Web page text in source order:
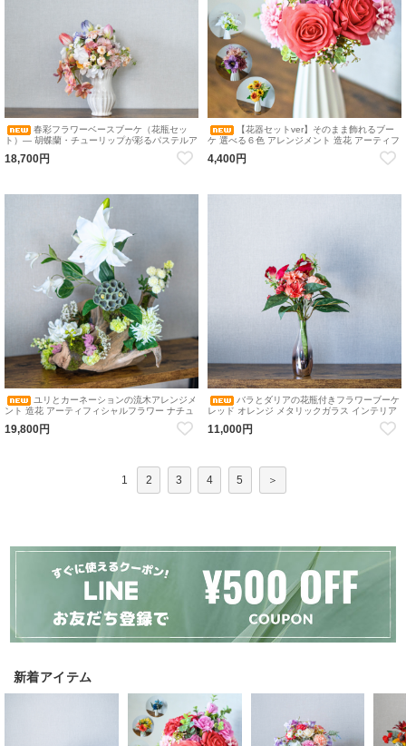
春彩フラワーベースブーケ（花瓶セッ
ト）― 胡蝶蘭・チューリップが彩るパステルア
レンジメント インテリア 造花 アーティフィ
シャルフラワー
18,700円
【花器セットver】そのまま飾れるブー
ケ 選べる６色 アレンジメント 造花 アーティフ
ィシャルフラワー ギフトにおすすめ フラワー
ベース カラバリブーケ
4,400円
ユリとカーネーションの流木アレンジメ
ント 造花 アーティフィシャルフラワー ナチュ
19,800円
バラとダリアの花瓶付きフラワーブーケ
レッド オレンジ メタリックガラス インテリア
造花 アーティフィシャルフラワー 花瓶アレン
ジメント
11,000円
1 2 3 4 5 ＞
新着アイテム